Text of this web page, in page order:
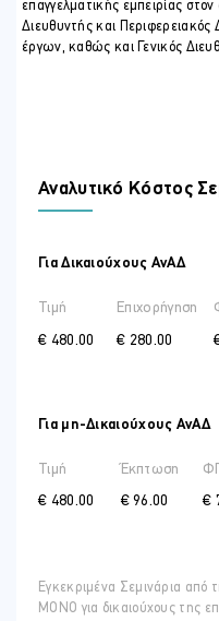
Επιμετρητές Ποσοτήτων
Στελέχη
επαγγελματικής εμπειρίας
Διευθυντής και
έργων, καθώς και Γενικός
Αναλυτικό Κόστος
Για Δικαιούχους ΑνΑΔ
Τιμή
€ 480.00
Επιχορήγηση
€ 280.00
Για μη-Δικαιούχους ΑνΑΔ
Τιμή
€ 480.00
Έκπτωση
€ 96.00
€
Εγκεκριμένα Σεμινάρια από
ΜΟΝΟ για δικαιούχους της